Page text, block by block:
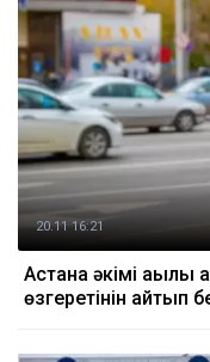
20.11 16:21
Астана әкімі ақылы
өзгеретінін айтып